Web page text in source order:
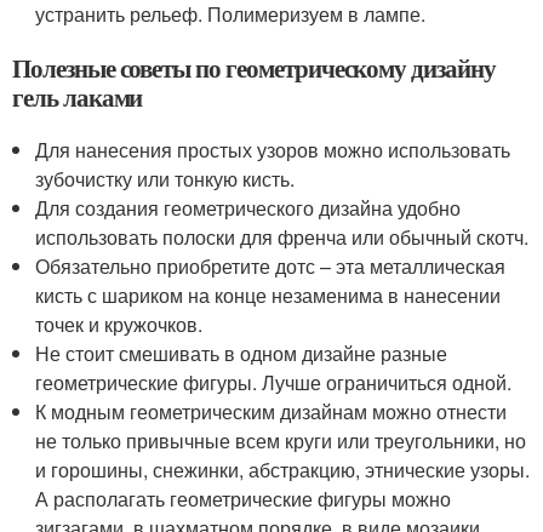
устранить рельеф. Полимеризуем в лампе.
Полезные советы по геометрическому дизайну
гель лаками
Для нанесения простых узоров можно использовать
зубочистку или тонкую кисть.
Для создания геометрического дизайна удобно
использовать полоски для френча или обычный скотч.
Обязательно приобретите дотс – эта металлическая
кисть с шариком на конце незаменима в нанесении
точек и кружочков.
Не стоит смешивать в одном дизайне разные
геометрические фигуры. Лучше ограничиться одной.
К модным геометрическим дизайнам можно отнести
не только привычные всем круги или треугольники, но
и горошины, снежинки, абстракцию, этнические узоры.
А располагать геометрические фигуры можно